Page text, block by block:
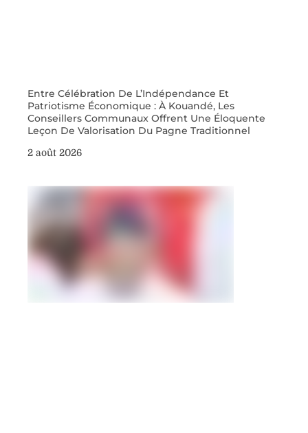
Entre Célébration De L’Indépendance Et
Patriotisme Économique : À Kouandé, Les
Conseillers Communaux Offrent Une Éloquente
Leçon De Valorisation Du Pagne Traditionnel
2 août 2026